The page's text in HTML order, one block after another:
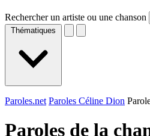
Rechercher un artiste ou une chanson
Thématiques
Paroles.net Paroles Céline Dion
Paroles de la